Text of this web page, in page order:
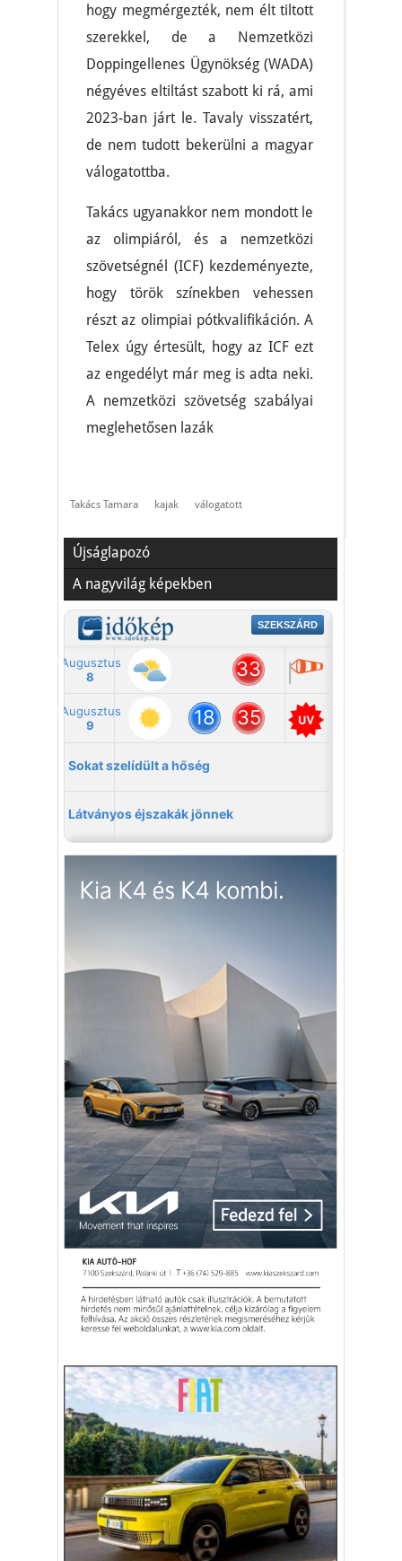
hogy megmérgezték, nem élt tiltott
szerekkel, de a Nemzetközi
Doppingellenes Ügynökség (WADA)
négyéves eltiltást szabott ki rá, ami
2023-ban járt le. Tavaly visszatért,
de nem tudott bekerülni a magyar
válogatottba.
Takács ugyanakkor nem mondott le
az olimpiáról, és a nemzetközi
szövetségnél (ICF) kezdeményezte,
hogy török színekben vehessen
részt az olimpiai pótkvalifikáción. A
Telex úgy értesült, hogy az ICF ezt
az engedélyt már meg is adta neki.
A nemzetközi szövetség szabályai
meglehetősen lazák
Takács Tamara kajak válogatott
Újságlapozó
A nagyvilág képekben